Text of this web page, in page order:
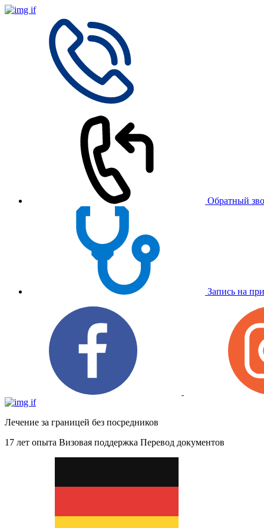
Обратный
Запись на
Лечение за границей без посредников
17 лет опыта Визовая поддержка Перевод документов